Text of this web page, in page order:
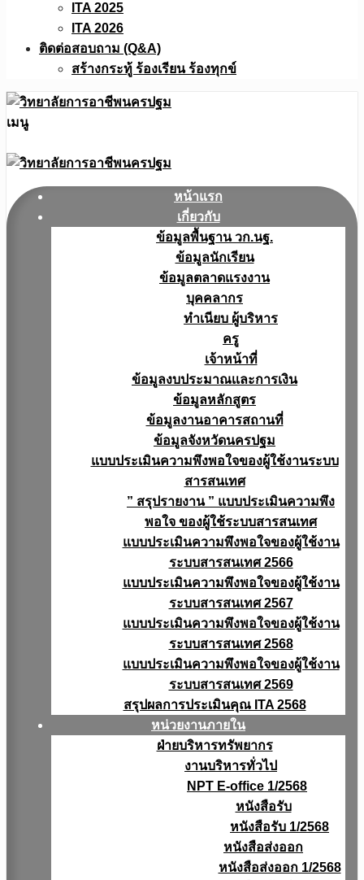
ITA 2025
ITA 2026
ติดต่อสอบถาม (Q&A)
สร้างกระทู้ ร้องเรียน ร้องทุกข์
เมนู
หน้าแรก
เกี่ยวกับ
ข้อมูลพื้นฐาน วก.นฐ.
ข้อมูลนักเรียน
ข้อมูลตลาดแรงงาน
บุคคลากร
ทำเนียบ ผู้บริหาร
ครู
เจ้าหน้าที่
ข้อมูลงบประมาณเเละการเงิน
ข้อมูลหลักสูตร
ข้อมูลงานอาคารสถานที่
ข้อมูลจังหวัดนครปฐม
แบบประเมินความพึงพอใจของผู้ใช้งานระบบ
สารสนเทศ
” สรุปรายงาน ” แบบประเมินความพึง
พอใจ ของผู้ใช้ระบบสารสนเทศ
แบบประเมินความพึงพอใจของผู้ใช้งาน
ระบบสารสนเทศ 2566
แบบประเมินความพึงพอใจของผู้ใช้งาน
ระบบสารสนเทศ 2567
แบบประเมินความพึงพอใจของผู้ใช้งาน
ระบบสารสนเทศ 2568
แบบประเมินความพึงพอใจของผู้ใช้งาน
ระบบสารสนเทศ 2569
สรุปผลการประเมินคุณ ITA 2568
หน่วยงานภายใน
ฝ่ายบริหารทรัพยากร
งานบริหารทั่วไป
NPT E-office 1/2568
หนังสือรับ
หนังสือรับ 1/2568
หนังสือส่งออก
หนังสือส่งออก 1/2568